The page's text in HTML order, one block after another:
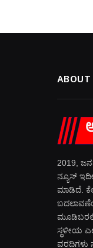
ABOUT
2019,
ನ್ಯೂಸ್
ಮಾಡಿದೆ.
ಸ್ಥಳೀಯ
ವರದಿಗಳು